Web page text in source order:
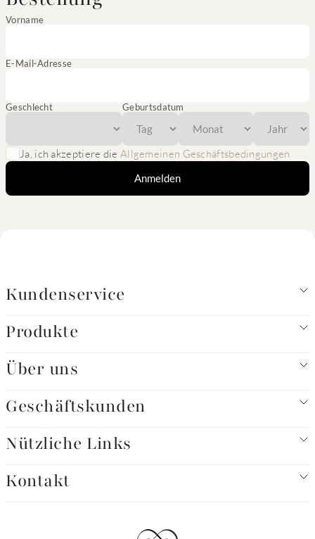
Vorname
E-Mail-Adresse
Geschlecht Geburtsdatum
Ja, ich akzeptiere die Allgemeinen Geschäftsbedingungen
Anmelden
Kundenservice
Produkte
Über uns
Geschäftskunden
Nützliche Links
Kontakt